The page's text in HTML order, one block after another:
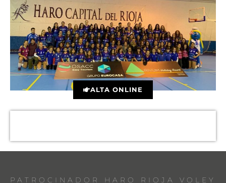
ALTA ONLINE
PATROCINADOR HARO RIOJA VOLEY